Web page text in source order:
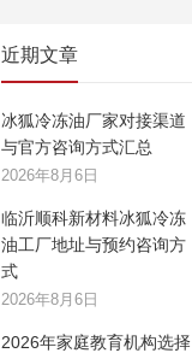
近期文章
冰狐冷冻油厂家对接渠道
与官方咨询方式汇总
2026年8月6日
临沂顺科新材料冰狐冷冻
油工厂地址与预约咨询方
式
2026年8月6日
2026年家庭教育机构选择